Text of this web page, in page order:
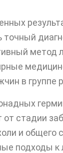
точный
метод
в группе
от стадии
и общего
подходы к